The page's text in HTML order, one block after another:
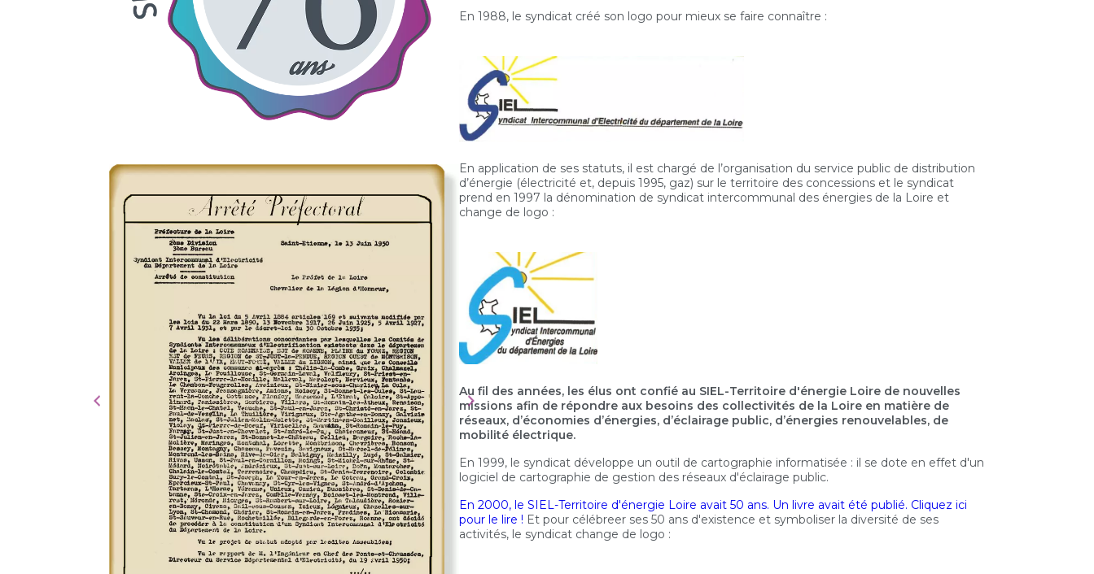
En 1988, le syndicat créé son logo pour mieux se faire connaître :
En application de ses statuts, il est chargé de l’organisation du service public de distribution
d’énergie (électricité et, depuis 1995, gaz) sur le territoire des concessions et le syndicat
prend en 1997 la dénomination de syndicat intercommunal des énergies de la Loire et
change de logo :
Au fil des années, les élus ont confié au SIEL-Territoire d'énergie Loire de nouvelles
missions afin de répondre aux besoins des collectivités de la Loire en matière de
réseaux, d’économies d’énergies, d’éclairage public, d’énergies renouvelables, de
mobilité électrique.
En 1999, le syndicat développe un outil de cartographie informatisée : il se dote en effet d'un
logiciel de cartographie de gestion des réseaux d'éclairage public.
En 2000, le SIEL-Territoire d'énergie Loire avait 50 ans. Un livre avait été publié. Cliquez ici
pour le lire ! Et pour célébreer ses 50 ans d'existence et symboliser la diversité de ses
activités, le syndicat change de logo :